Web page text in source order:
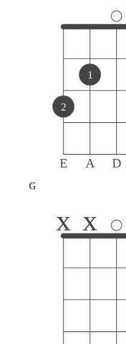
E A D
2
1
G
x x